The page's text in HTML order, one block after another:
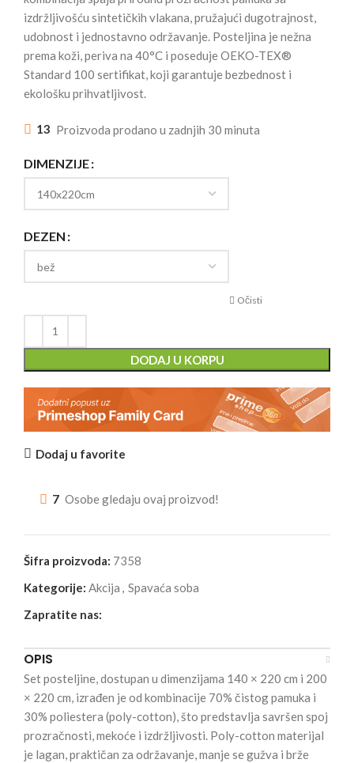
izdržljivošću sintetičkih vlakana, pružajući dugotrajnost,
udobnost i jednostavno održavanje. Posteljina je nežna
prema koži, periva na 40°C i poseduje OEKO-TEX®
Standard 100 sertifikat, koji garantuje bezbednost i
ekološku prihvatljivost.
13 Proizvoda prodano u zadnjih 30 minuta
DIMENZIJE
DEZEN
Očisti
DODAJ U KORPU
Dodaj u favorite
7 Osobe gledaju ovaj proizvod!
Šifra proizvoda: 7358
Kategorije: Akcija , Spavaća soba
Zapratite nas:
OPIS
Set posteljine, dostupan u dimenzijama 140 × 220 cm i 200
× 220 cm, izrađen je od kombinacije 70% čistog pamuka i
30% poliestera (poly-cotton), što predstavlja savršen spoj
prozračnosti, mekoće i izdržljivosti. Poly-cotton materijal
je lagan, praktičan za održavanje, manje se gužva i brže